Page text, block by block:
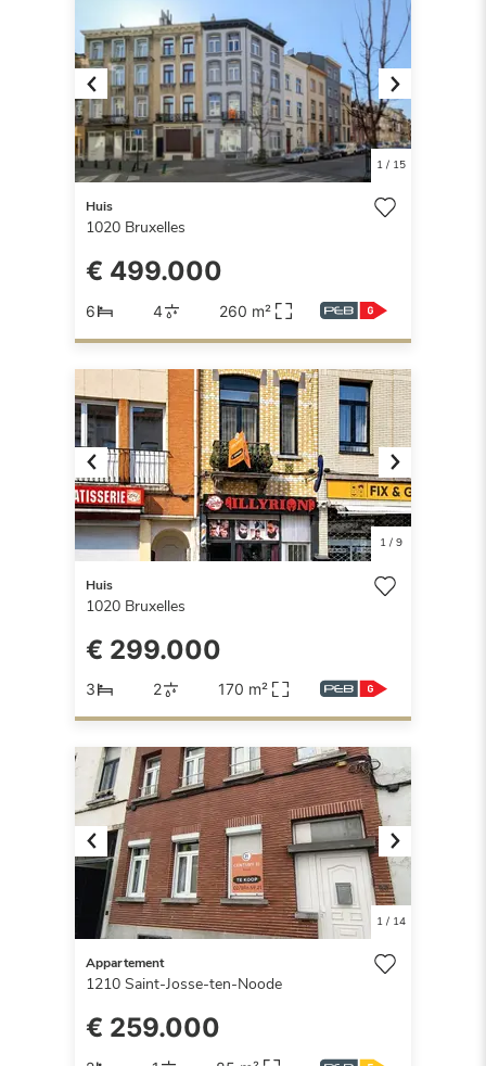
Previous Next
1/ 15
Huis
1020 Bruxelles
€ 499.000
6 4 260 m²
Previous Next
1/ 9
Huis
1020 Bruxelles
€ 299.000
3 2 170 m²
Previous Next
1/ 14
Appartement
1210 Saint-Josse-ten-Noode
€ 259.000